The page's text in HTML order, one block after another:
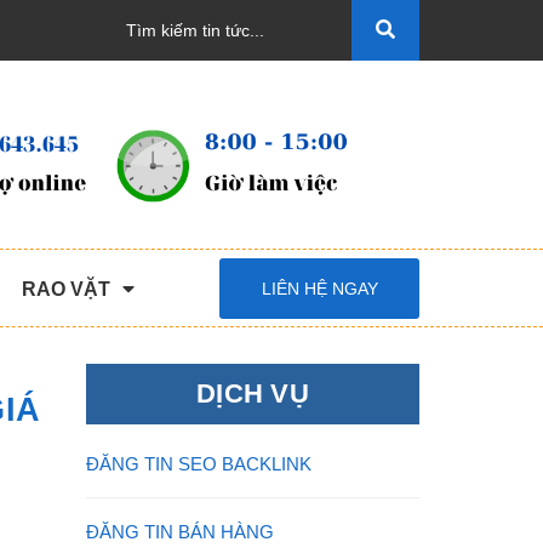
RAO VẶT LIÊN HỆ NGAY
DỊCH VỤ
ĐĂNG TIN SEO BACKLINK
ĐĂNG TIN BÁN HÀNG